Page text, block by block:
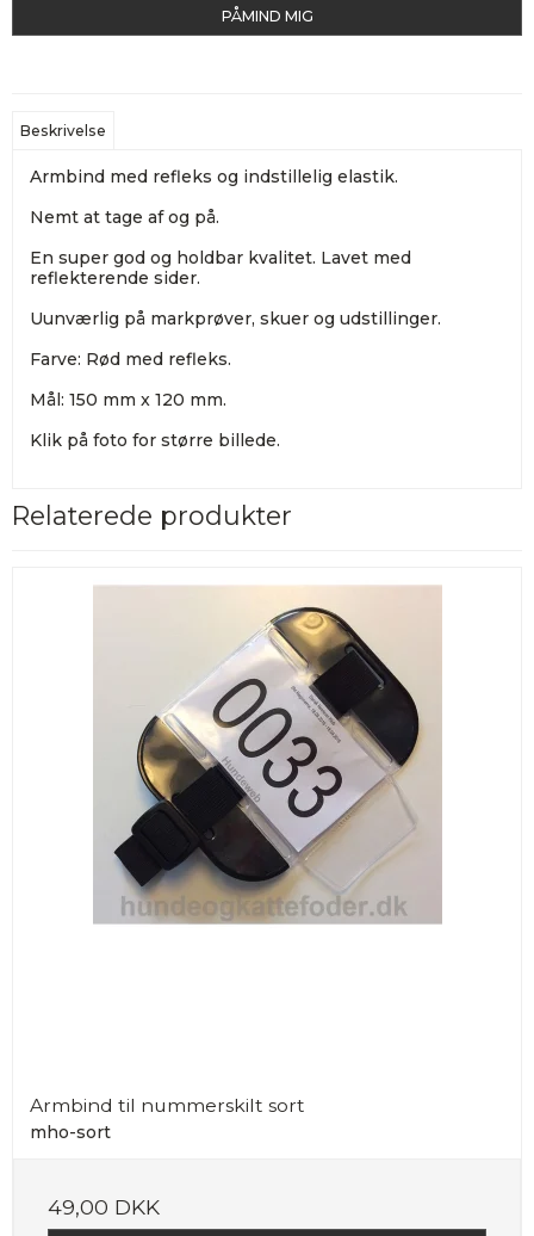
PÅMIND MIG
Beskrivelse
Armbind med refleks og indstillelig elastik.
Nemt at tage af og på.
En super god og holdbar kvalitet. Lavet med
reflekterende sider.
Uunværlig på markprøver, skuer og udstillinger.
Farve: Rød med refleks.
Mål: 150 mm x 120 mm.
Klik på foto for større billede.
Relaterede produkter
Armbind til nummerskilt sort
mho-sort
49,00 DKK